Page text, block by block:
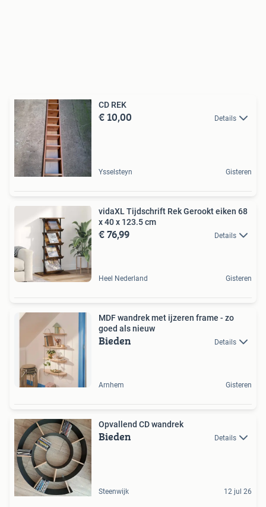
CD REK
€ 10,00 Details
Ysselsteyn Gisteren
vidaXL Tijdschrift Rek Gerookt eiken 68
x 40 x 123.5 cm
€ 76,99 Details
Heel Nederland Gisteren
MDF wandrek met ijzeren frame - zo
goed als nieuw
Bieden Details
Arnhem Gisteren
Opvallend CD wandrek
Bieden Details
Steenwijk 12 jul 26